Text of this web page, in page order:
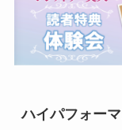
ハイパフォー